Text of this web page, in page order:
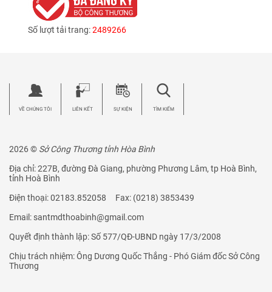
Số lượt tải trang:2489266
2026 © Sở Công Thương tỉnh Hòa Bình
Địa chỉ: 227B, đường Đà Giang, phường Phương Lâm, tp Hoà Bình,
tỉnh Hoà Bình
Điện thoại: 02183.852058 Fax: (0218) 3853439
Email: santmdthoabinh@gmail.com
Quyết định thành lập: Số 577/QĐ-UBND ngày 17/3/2008
Chịu trách nhiệm: Ông Dương Quốc Thắng - Phó Giám đốc Sở Công
Thương
VỀ CHÚNG TÔI LIÊN KẾT SỰ KIỆN TÌM KIẾM